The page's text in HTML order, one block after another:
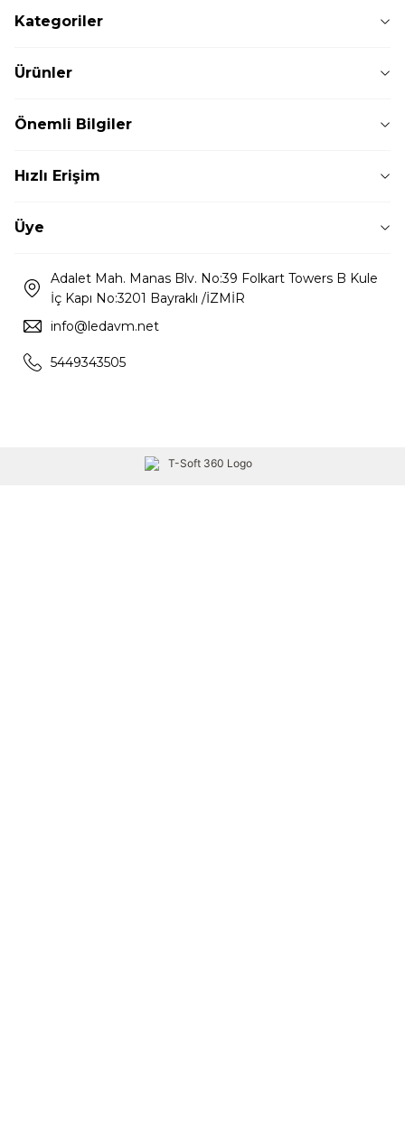
Kategoriler
Ürünler
Önemli Bilgiler
Hızlı Erişim
Üye
Adalet Mah. Manas Blv. No:39 Folkart Towers B Kule
İç Kapı No:3201 Bayraklı /İZMİR
info@ledavm.net
5449343505